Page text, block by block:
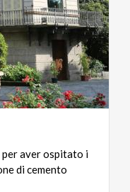
per aver ospitato i
di cemento